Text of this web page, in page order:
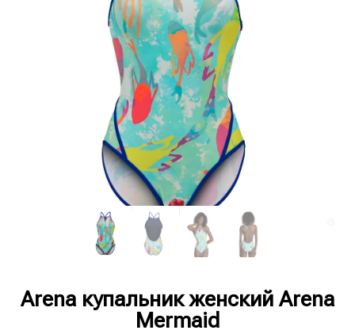
Arena купальник женский Arena
Mermaid